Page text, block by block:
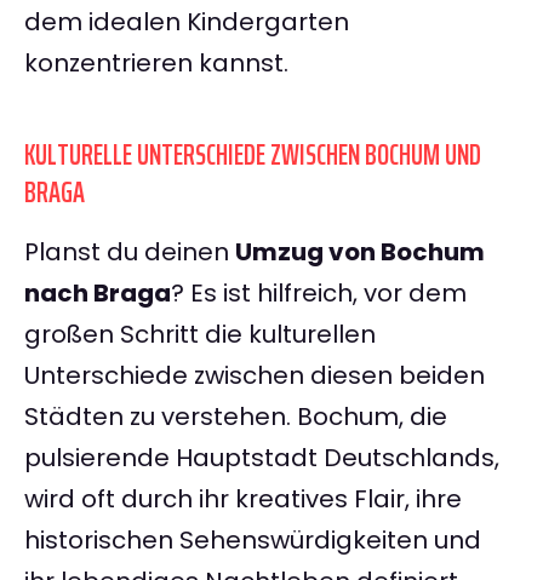
dem idealen Kindergarten
konzentrieren kannst.
KULTURELLE UNTERSCHIEDE ZWISCHEN BOCHUM UND
BRAGA
Planst du deinen Umzug von Bochum
nach Braga? Es ist hilfreich, vor dem
großen Schritt die kulturellen
Unterschiede zwischen diesen beiden
Städten zu verstehen. Bochum, die
pulsierende Hauptstadt Deutschlands,
wird oft durch ihr kreatives Flair, ihre
historischen Sehenswürdigkeiten und